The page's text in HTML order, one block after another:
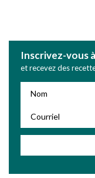
Inscrivez-vous
et recevez des